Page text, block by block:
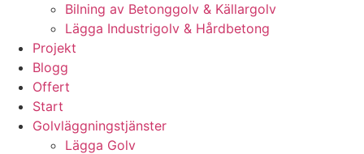
Bilning av Betonggolv & Källargolv
Lägga Industrigolv & Hårdbetong
Projekt
Blogg
Offert
Start
Golvläggningstjänster
Lägga Golv